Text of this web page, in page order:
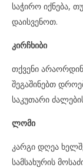
საჭირო იქნება,
დაისვენოთ.
კირჩხიბი
თქვენი
შეგაშინებთ
საკუთარი
ლომი
კარგი დღეა
სამსახურის